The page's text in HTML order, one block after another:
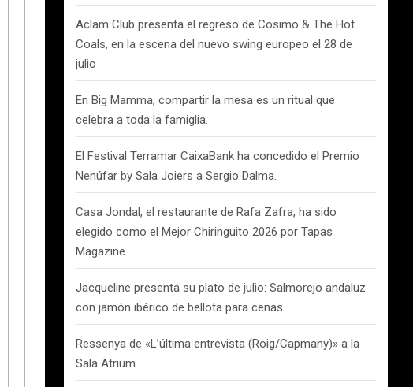
Aclam Club presenta el regreso de Cosimo & The Hot
Coals, en la escena del nuevo swing europeo el 28 de
julio
En Big Mamma, compartir la mesa es un ritual que
celebra a toda la famiglia.
El Festival Terramar CaixaBank ha concedido el Premio
Nenúfar by Sala Joiers a Sergio Dalma.
Casa Jondal, el restaurante de Rafa Zafra, ha sido
elegido como el Mejor Chiringuito 2026 por Tapas
Magazine.
Jacqueline presenta su plato de julio: Salmorejo andaluz
con jamón ibérico de bellota para cenas
Ressenya de «L’última entrevista (Roig/Capmany)» a la
Sala Atrium